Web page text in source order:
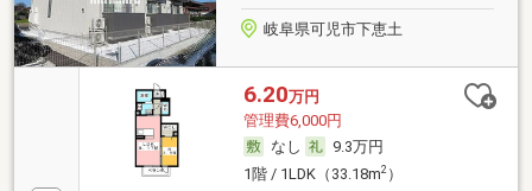
岐阜県可児市下恵土
6.20万円
管理費6,000円
なし
9.3万円
1階 / 1LDK（33.18m2）